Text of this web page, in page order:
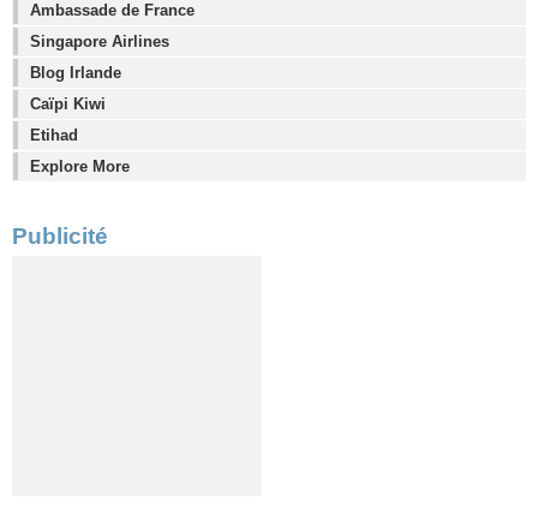
Ambassade de France
Singapore Airlines
Blog Irlande
Caïpi Kiwi
Etihad
Explore More
Publicité